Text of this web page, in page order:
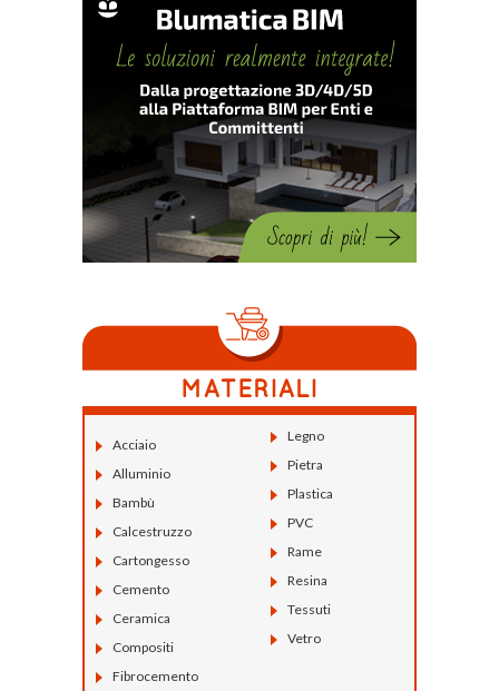
Acciaio
Alluminio
Bambù
Calcestruzzo
Cartongesso
Cemento
Ceramica
Compositi
Fibrocemento
Legno
Pietra
Plastica
PVC
Rame
Resina
Tessuti
Vetro